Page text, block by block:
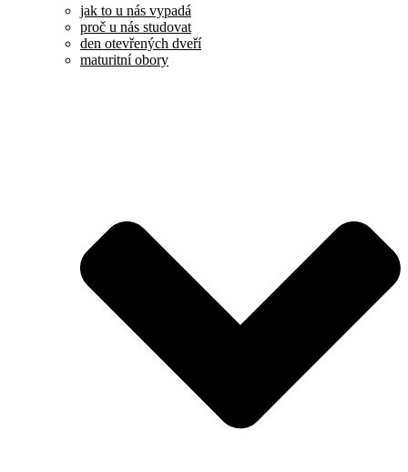
jak to u nás vypadá
proč u nás studovat
den otevřených dveří
maturitní obory